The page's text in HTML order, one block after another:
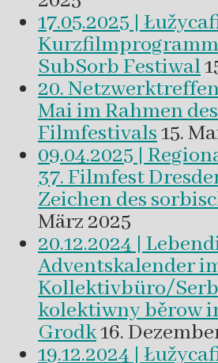
17.05.2025 |
SubSorb Festiwal
20.
Mai im Rahmen
Filmfestivals15.
09.04.2025 |
37. Filmfest
Zeichen des
März 2025
20.12.2024 |
Adventskalender
Kollektivbüro/
kolektiwny běrow
Grodk16.
19.12.2024 |